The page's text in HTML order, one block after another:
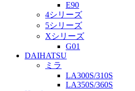
E90
4シリーズ
5シリーズ
Xシリーズ
G01
DAIHATSU
ミラ
LA300S/310S
LA350S/360S